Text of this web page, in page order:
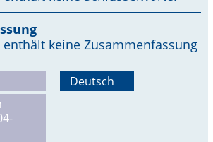
enthält keine Zusammenfassung
Deutsch